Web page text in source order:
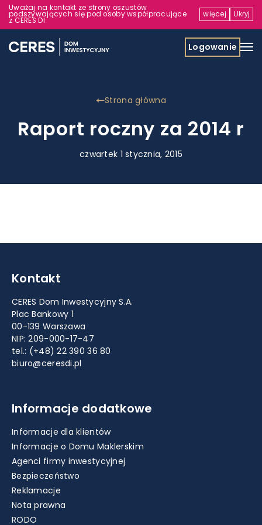
Uważaj na kontakt ze strony oszustów
podszywających się pod osoby współpracujące
z CERES DI
więcej Ukryj
Logowanie
Strona główna
Raport roczny za 2014 r
czwartek 1 stycznia, 2015
Kontakt
CERES Dom Inwestycyjny S.A.
Plac Bankowy 1
00-139 Warszawa
NIP: 209-000-17-47
tel.: (+48) 22 390 36 80
biuro@ceresdi.pl
Informacje dodatkowe
Informacje dla klientów
Informacje o Domu Maklerskim
Agenci firmy inwestycyjnej
Bezpieczeństwo
Reklamacje
Nota prawna
RODO